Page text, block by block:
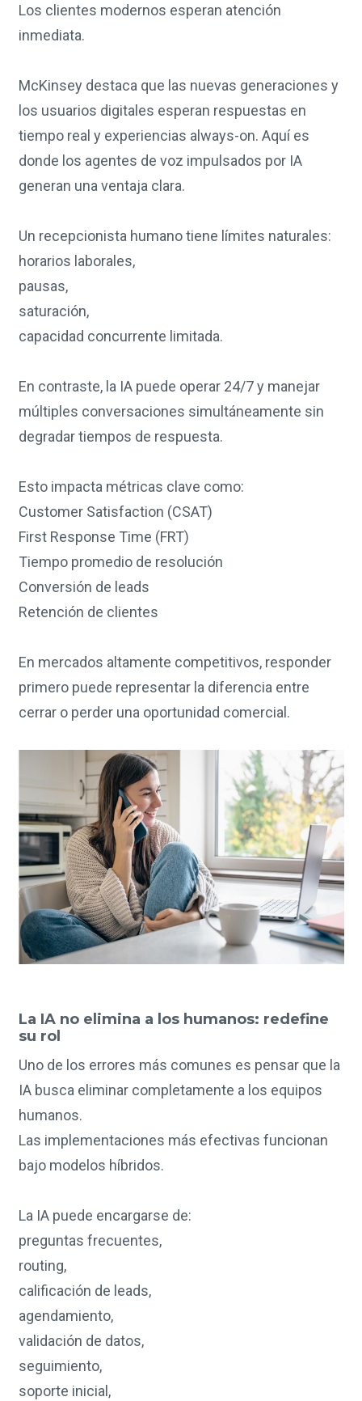
Los clientes modernos esperan atención
inmediata.
McKinsey destaca que las nuevas generaciones y
los usuarios digitales esperan respuestas en
tiempo real y experiencias always-on. Aquí es
donde los agentes de voz impulsados por IA
generan una ventaja clara.
Un recepcionista humano tiene límites naturales:
horarios laborales,
pausas,
saturación,
capacidad concurrente limitada.
En contraste, la IA puede operar 24/7 y manejar
múltiples conversaciones simultáneamente sin
degradar tiempos de respuesta.
Esto impacta métricas clave como:
Customer Satisfaction (CSAT)
First Response Time (FRT)
Tiempo promedio de resolución
Conversión de leads
Retención de clientes
En mercados altamente competitivos, responder
primero puede representar la diferencia entre
cerrar o perder una oportunidad comercial.
La IA no elimina a los humanos: redefine
su rol
Uno de los errores más comunes es pensar que la
IA busca eliminar completamente a los equipos
humanos.
Las implementaciones más efectivas funcionan
bajo modelos híbridos.
La IA puede encargarse de:
preguntas frecuentes,
routing,
calificación de leads,
agendamiento,
validación de datos,
seguimiento,
soporte inicial,